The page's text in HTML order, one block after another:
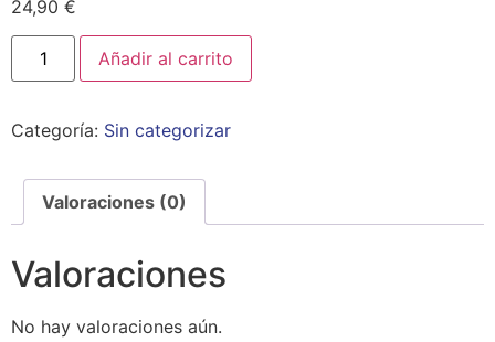
24,90 €
Añadir al carrito
Categoría: Sin categorizar
Valoraciones (0)
Valoraciones
No hay valoraciones aún.